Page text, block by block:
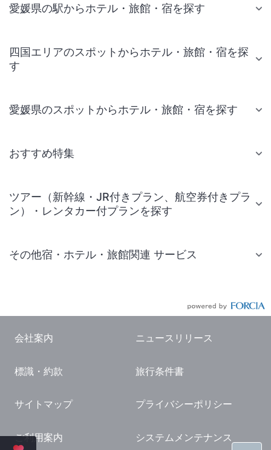
愛媛県の駅からホテル・旅館・宿を探す
四国エリアのスポットからホテル・旅館・宿を探
す
愛媛県のスポットからホテル・旅館・宿を探す
おすすめ特集
ツアー（新幹線・JR付きプラン、航空券付きプラ
ン）・レンタカー付プランを探す
その他宿・ホテル・旅館関連 サービス
国内観光ガイド
旅行・観光情報
会社案内 ニュースリリース
標識・約款 旅行条件書
サイトマップ プライバシーポリシー
ご利用案内 システムメンテナンス